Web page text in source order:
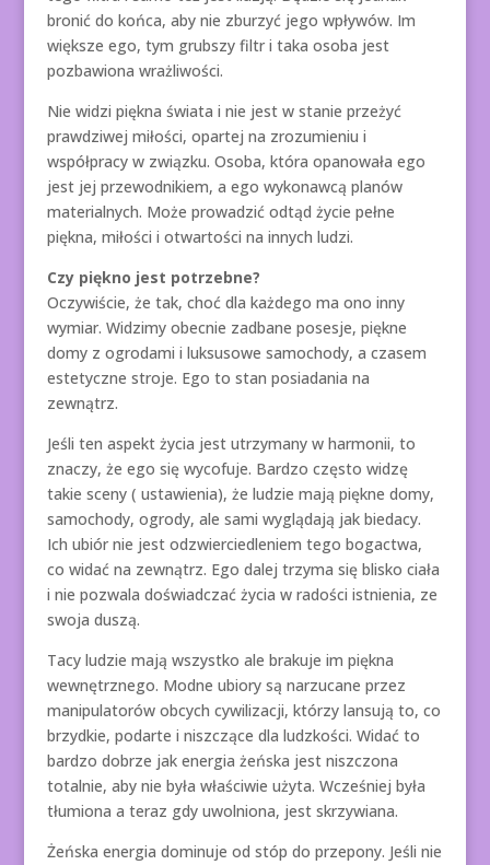
bronić do końca, aby nie zburzyć jego wpływów. Im
większe ego, tym grubszy filtr i taka osoba jest
pozbawiona wrażliwości.
Nie widzi piękna świata i nie jest w stanie przeżyć
prawdziwej miłości, opartej na zrozumieniu i
współpracy w związku. Osoba, która opanowała ego
jest jej przewodnikiem, a ego wykonawcą planów
materialnych. Może prowadzić odtąd życie pełne
piękna, miłości i otwartości na innych ludzi.
Czy piękno jest potrzebne?
Oczywiście, że tak, choć dla każdego ma ono inny
wymiar. Widzimy obecnie zadbane posesje, piękne
domy z ogrodami i luksusowe samochody, a czasem
estetyczne stroje. Ego to stan posiadania na
zewnątrz.
Jeśli ten aspekt życia jest utrzymany w harmonii, to
znaczy, że ego się wycofuje. Bardzo często widzę
takie sceny ( ustawienia), że ludzie mają piękne domy,
samochody, ogrody, ale sami wyglądają jak biedacy.
Ich ubiór nie jest odzwierciedleniem tego bogactwa,
co widać na zewnątrz. Ego dalej trzyma się blisko ciała
i nie pozwala doświadczać życia w radości istnienia, ze
swoja duszą.
Tacy ludzie mają wszystko ale brakuje im piękna
wewnętrznego. Modne ubiory są narzucane przez
manipulatorów obcych cywilizacji, którzy lansują to, co
brzydkie, podarte i niszczące dla ludzkości. Widać to
bardzo dobrze jak energia żeńska jest niszczona
totalnie, aby nie była właściwie użyta. Wcześniej była
tłumiona a teraz gdy uwolniona, jest skrzywiana.
Żeńska energia dominuje od stóp do przepony. Jeśli nie